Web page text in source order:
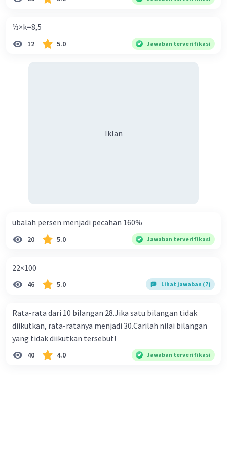
⅓×k=8,5
12 5.0 Jawaban terverifikasi
Iklan
ubalah persen menjadi pecahan 160%
20 5.0 Jawaban terverifikasi
22×100
46 5.0 Lihat jawaban (7)
Rata-rata dari 10 bilangan 28.Jika satu bilangan tidak
diikutkan, rata-ratanya menjadi 30.Carilah nilai bilangan
yang tidak diikutkan tersebut!
40 4.0 Jawaban terverifikasi